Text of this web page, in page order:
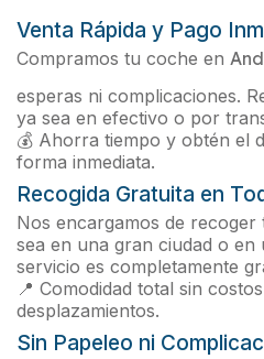
Venta Rápida y Pago
Compramos tu coche en
esperas ni complicaciones.
ya sea en efectivo o por
💰 Ahorra tiempo y obtén el
forma inmediata.
Recogida Gratuita en
Nos encargamos de
sea en una gran ciudad o
servicio es completamente
📍 Comodidad total sin
desplazamientos.
Sin Papeleo ni